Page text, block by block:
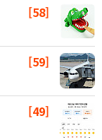
[58]
[59]
[49]